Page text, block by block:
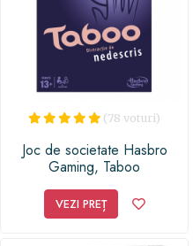
(78 voturi)
Joc de societate Hasbro
Gaming, Taboo
VEZI PREȚ